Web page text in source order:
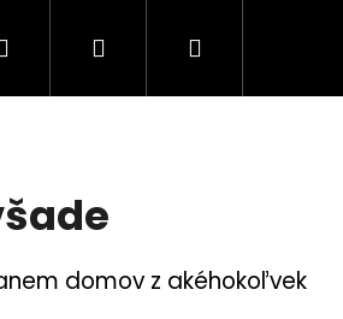
Rodina a bezpečnosť
Hľadať PrihlásenieNákupný
domov z akéhokoľvek